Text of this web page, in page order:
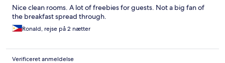
Nice clean rooms. A lot of freebies for guests. Not a big fan of
the breakfast spread through.
Ronald, rejse på 2 nætter
Verificeret anmeldelse